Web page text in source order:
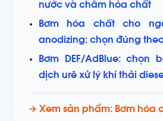
nước và châm hóa chất
Bơm hóa chất cho
anodizing: chọn đúng
Bơm DEF/AdBlue: chọn
dịch urê xử lý khí thải
→ Xem sản phẩm: Bơm hóa